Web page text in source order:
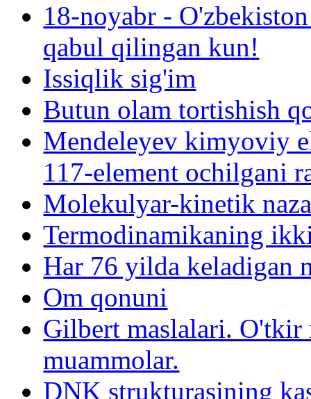
18-noyabr -
qabul qilingan kun!
Issiqlik sig'im
Butun olam tortishish
Mendeleyev kimyoviy
117-element ochilgani
Molekulyar-kinetik
Termodinamikaning
Har 76 yilda keladigan
Om qonuni
Gilbert maslalari. O'tkir
muammolar.
DNK strukturasining